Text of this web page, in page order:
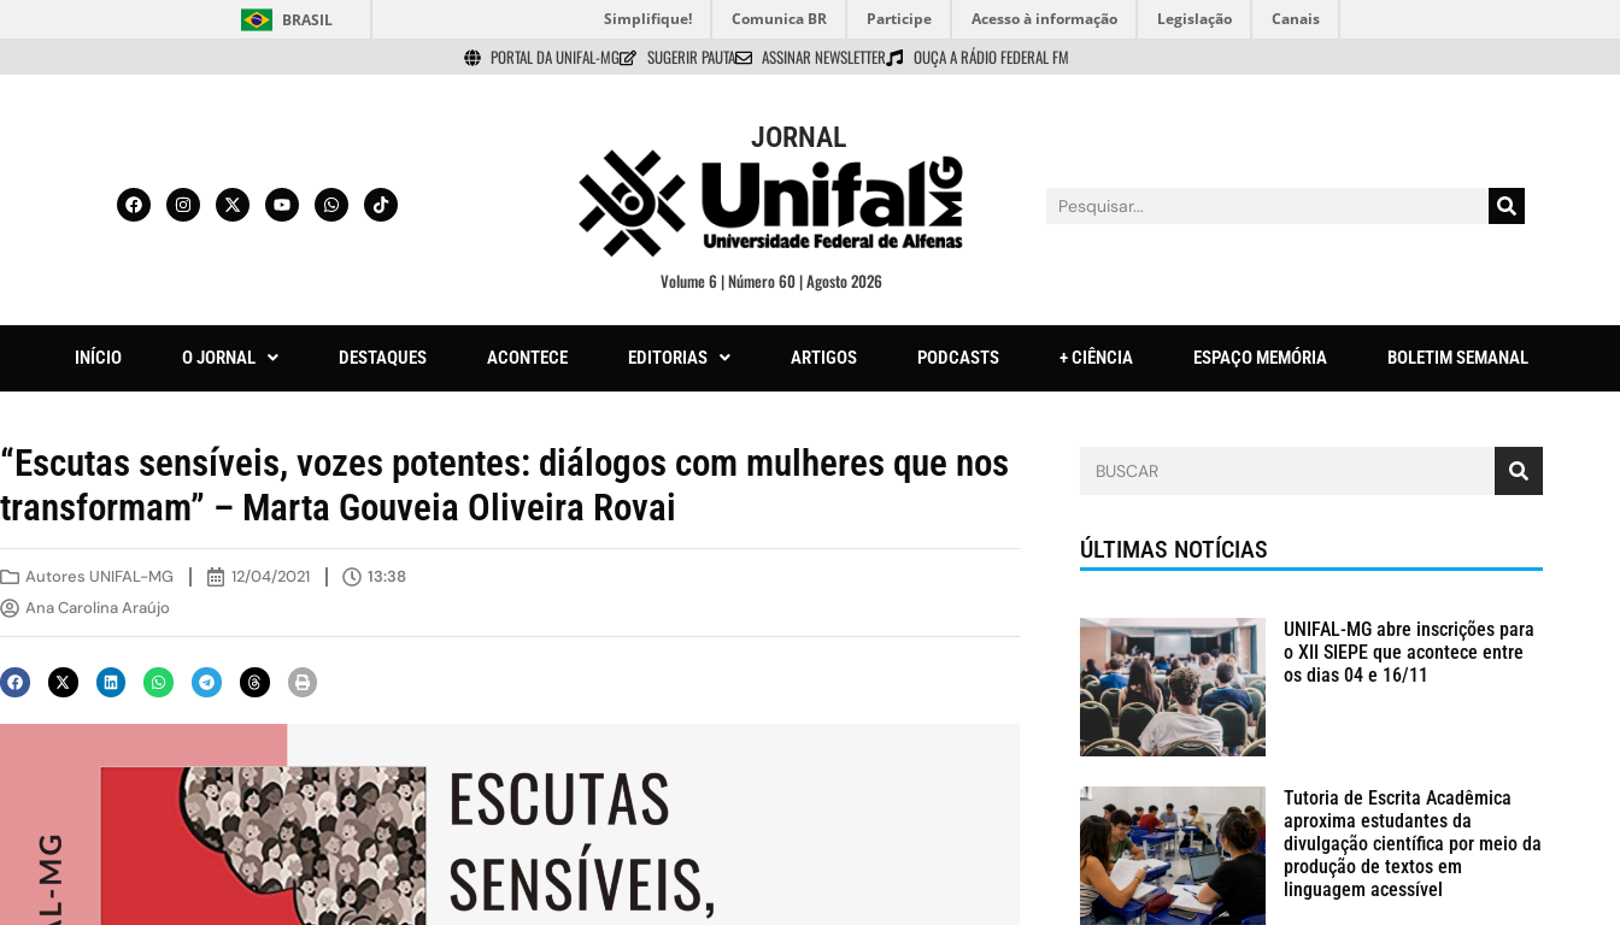
BRASIL Simplifique! Comunica BR Participe Acesso à informação Legislação Canais
PORTAL DA UNIFAL-MG SUGERIR PAUTA ASSINAR NEWSLETTER OUÇA A RÁDIO FEDERAL FM
JORNAL
Volume 6 | Número 60 | Agosto 2026
INÍCIO O JORNAL DESTAQUES ACONTECE EDITORIAS ARTIGOS PODCASTS + CIÊNCIA ESPAÇO MEMÓRIA BOLETIM SEMANAL
“Escutas sensíveis, vozes potentes: diálogos com mulheres que nos
transformam” – Marta Gouveia Oliveira Rovai
Autores UNIFAL-MG 12/04/2021
13:38
Ana Carolina Araújo
ÚLTIMAS NOTÍCIAS
UNIFAL-MG abre inscrições para
o XII SIEPE que acontece entre
os dias 04 e 16/11
Tutoria de Escrita Acadêmica
aproxima estudantes da
divulgação científica por meio da
produção de textos em
linguagem acessível